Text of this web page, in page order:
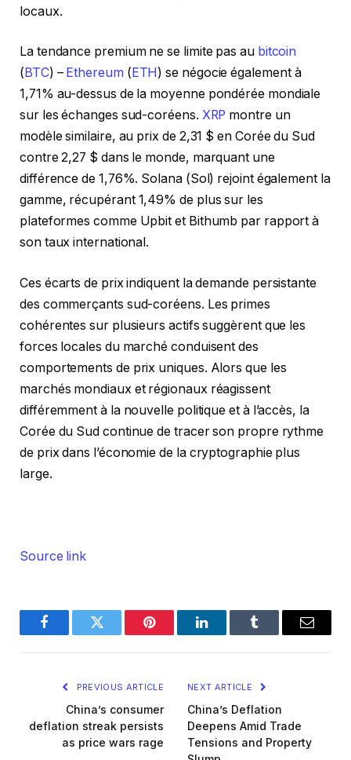
locaux.
La tendance premium ne se limite pas au bitcoin
(BTC) – Ethereum (ETH) se négocie également à
1,71% au-dessus de la moyenne pondérée mondiale
sur les échanges sud-coréens. XRP montre un
modèle similaire, au prix de 2,31 $ en Corée du Sud
contre 2,27 $ dans le monde, marquant une
différence de 1,76%. Solana (Sol) rejoint également la
gamme, récupérant 1,49% de plus sur les
plateformes comme Upbit et Bithumb par rapport à
son taux international.
Ces écarts de prix indiquent la demande persistante
des commerçants sud-coréens. Les primes
cohérentes sur plusieurs actifs suggèrent que les
forces locales du marché conduisent des
comportements de prix uniques. Alors que les
marchés mondiaux et régionaux réagissent
différemment à la nouvelle politique et à l’accès, la
Corée du Sud continue de tracer son propre rythme
de prix dans l’économie de la cryptographie plus
large.
Source link
FacebookTwitter Pinterest LinkedInTumblr Email
PREVIOUS ARTICLE
China’s consumer
deflation streak persists
as price wars rage
NEXT ARTICLE
China’s Deflation
Deepens Amid Trade
Tensions and Property